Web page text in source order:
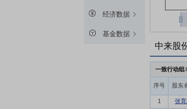
经济数据
基金数据
中来股
一致行动组
序号 股东
1 张